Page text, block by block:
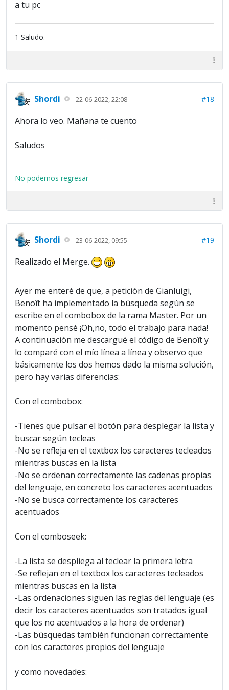
a tu pc
1 Saludo.
Shordi 22-06-2022, 22:08 #18
Ahora lo veo. Mañana te cuento
Saludos
No podemos regresar
Shordi 23-06-2022, 09:55 #19
Realizado el Merge.
Ayer me enteré de que, a petición de Gianluigi,
Benoît ha implementado la búsqueda según se
escribe en el combobox de la rama Master. Por un
momento pensé ¡Oh,no, todo el trabajo para nada!
A continuación me descargué el código de Benoît y
lo comparé con el mío línea a línea y observo que
básicamente los dos hemos dado la misma solución,
pero hay varias diferencias:
Con el combobox:
-Tienes que pulsar el botón para desplegar la lista y
buscar según tecleas
-No se refleja en el textbox los caracteres tecleados
mientras buscas en la lista
-No se ordenan correctamente las cadenas propias
del lenguaje, en concreto los caracteres acentuados
-No se busca correctamente los caracteres
acentuados
Con el comboseek:
-La lista se despliega al teclear la primera letra
-Se reflejan en el textbox los caracteres tecleados
mientras buscas en la lista
-Las ordenaciones siguen las reglas del lenguaje (es
decir los caracteres acentuados son tratados igual
que los no acentuados a la hora de ordenar)
-Las búsquedas también funcionan correctamente
con los caracteres propios del lenguaje
y como novedades: